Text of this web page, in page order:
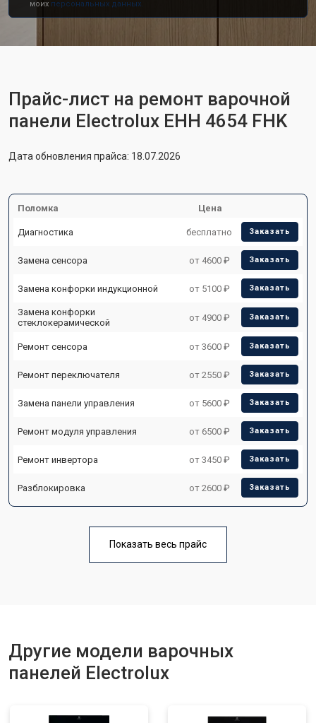
моих персональных данных.
Прайс-лист на ремонт варочной
панели Electrolux EHH 4654 FHK
Дата обновления прайса: 18.07.2026
Поломка Цена
Диагностика бесплатно Заказать
Замена сенсора от 4600 ₽ Заказать
Замена конфорки индукционной от 5100 ₽ Заказать
Замена конфорки
стеклокерамической
от 4900 ₽ Заказать
Ремонт сенсора от 3600 ₽ Заказать
Ремонт переключателя от 2550 ₽ Заказать
Замена панели управления от 5600 ₽ Заказать
Ремонт модуля управления от 6500 ₽ Заказать
Ремонт инвертора от 3450 ₽ Заказать
Разблокировка от 2600 ₽ Заказать
Показать весь прайс
Другие модели варочных
панелей Electrolux